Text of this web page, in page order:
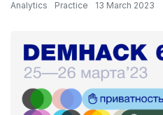
Analytics Practice 13 March 2023